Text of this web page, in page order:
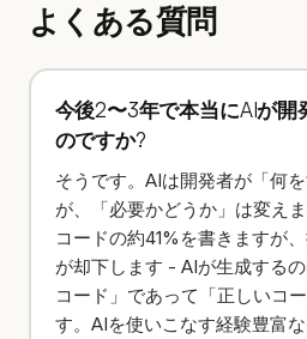
よくある質問
今後2〜3年で本当にAIが開
のですか?
そうです。AIは開発者が「何
が、「必要かどうか」は変え
コードの約41%を書きますが
が却下します - AIが生成する
コード」であって「正しいコ
す。AIを使いこなす経験豊富